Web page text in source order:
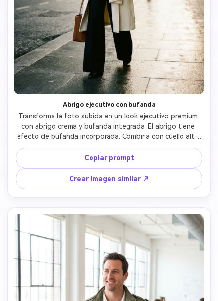
Abrigo ejecutivo con bufanda
Transforma la foto subida en un look ejecutivo premium
con abrigo crema y bufanda integrada. El abrigo tiene
efecto de bufanda incorporada. Combina con cuello alto
negro y pantalón ancho. Mantén la identidad facial con
postura confiada. Fondo: Calle con edificios de oficina
modernos y luz suave elegante.
Copiar prompt
Crear imagen similar ↗